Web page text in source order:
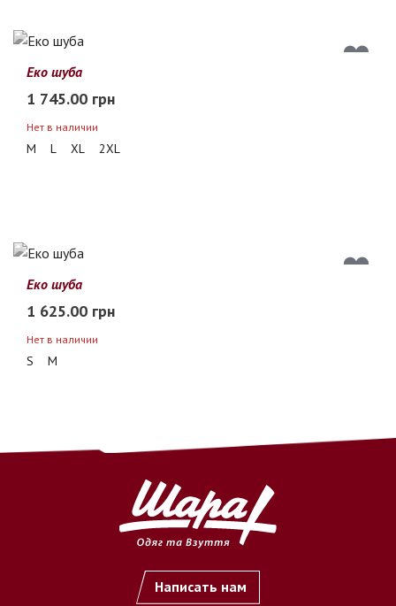
Еко шуба
1 745.00 грн
Нет в наличии
M L XL 2XL
Еко шуба
1 625.00 грн
Нет в наличии
S M
Написать нам